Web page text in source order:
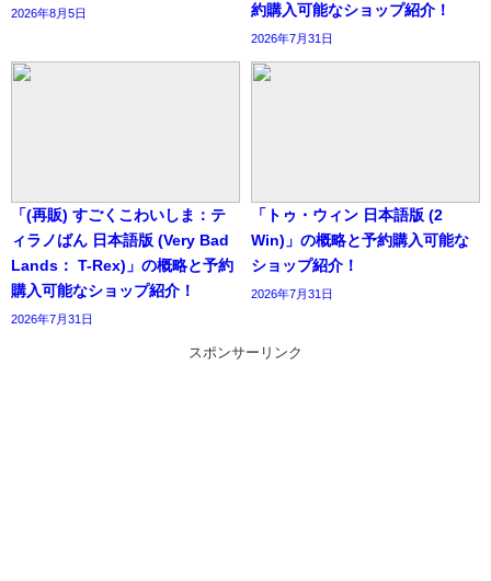
2026年8月5日
約購入可能なショップ紹介！
2026年7月31日
「(再販) すごくこわいしま：テ
ィラノばん 日本語版 (Very Bad
Lands： T-Rex)」の概略と予約
購入可能なショップ紹介！
2026年7月31日
「トゥ・ウィン 日本語版 (2
Win)」の概略と予約購入可能な
ショップ紹介！
2026年7月31日
スポンサーリンク